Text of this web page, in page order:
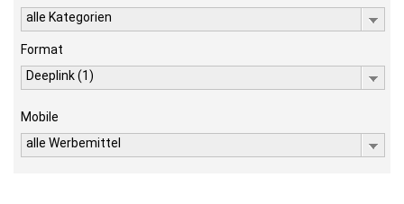
alle Kategorien
Format
Deeplink (1)
Mobile
alle Werbemittel